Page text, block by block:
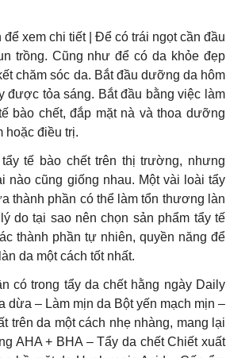
để xem chi tiết | Để có trái ngọt cần đầu
trồng. Cũng như để có da khỏe đẹp
chăm sóc da. Bắt đầu dưỡng da hôm
được tỏa sáng. Bắt đầu bằng việc làm
bào chết, đắp mặt nà và thoa dưỡng
hoặc điều trị.
tế bào chết trên thị trường, nhưng
nào cũng giống nhau. Một vài loài tẩy
thành phần có thể làm tổn thương làn
do tại sao nên chọn sản phẩm tẩy tế
thành phần tự nhiên, quyền năng để
da một cách tốt nhất.
có trong tẩy da chết hằng ngày Daily
dừa – Làm mịn da Bột yến mạch mịn –
trên da một cách nhẹ nhàng, mang lại
AHA + BHA – Tẩy da chết Chiết xuất